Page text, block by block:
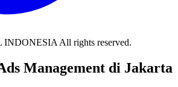
All rights reserved.
Management di Jakarta